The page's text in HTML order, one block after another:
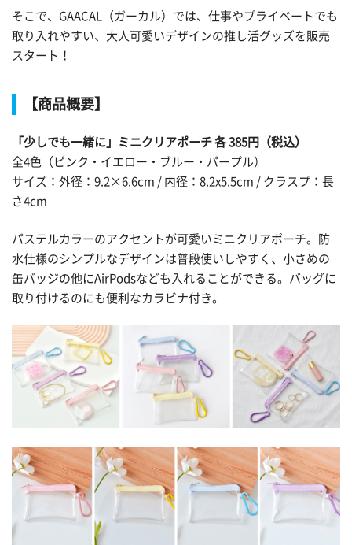
そこで、GAACAL（ガーカル）では、仕事やプライベートでも
取り入れやすい、大人可愛いデザインの推し活グッズを販売
スタート！
【商品概要】
「少しでも一緒に」ミニクリアポーチ 各 385円（税込）
全4色（ピンク・イエロー・ブルー・パープル）
サイズ：外径：9.2×6.6cm / 内径：8.2x5.5cm / クラスプ：長
さ4cm
パステルカラーのアクセントが可愛いミニクリアポーチ。防
水仕様のシンプルなデザインは普段使いしやすく、小さめの
缶バッジの他にAirPodsなども入れることができる。バッグに
取り付けるのにも便利なカラビナ付き。